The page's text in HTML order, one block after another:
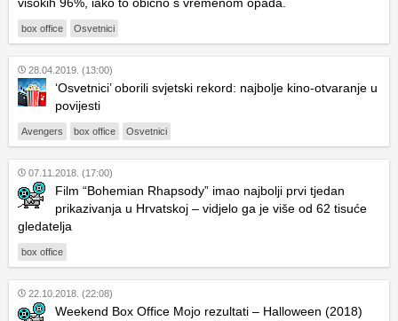
box office Osvetnici
28.04.2019. (13:00)
‘Osvetnici’ oborili svjetski rekord: najbolje kino-otvaranje u
povijesti
Avengers box office Osvetnici
07.11.2018. (17:00)
Film “Bohemian Rhapsody” imao najbolji prvi tjedan
prikazivanja u Hrvatskoj – vidjelo ga je više od 62 tisuće
gledatelja
box office
22.10.2018. (22:08)
Weekend Box Office Mojo rezultati – Halloween (2018)